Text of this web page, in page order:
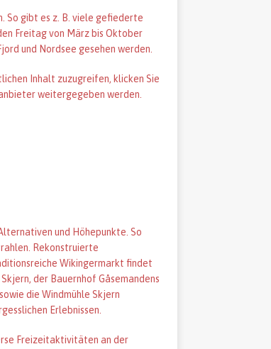
So gibt es z. B. viele gefiederte
Freitag von März bis Oktober
und Nordsee gesehen werden.
Inhalt zuzugreifen, klicken Sie
weitergegeben werden.
und Höhepunkte. So
Rekonstruierte
Wikingermarkt findet
der Bauernhof Gåsemandens
die Windmühle Skjern
Erlebnissen.
Freizeitaktivitäten an der